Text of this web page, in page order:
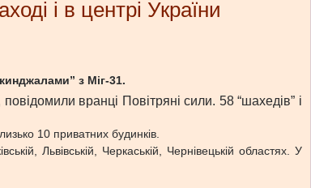
і в центрі України
з Міг-31.
вранці Повітряні сили. 58 “шахедів” і
10 приватних будинків.
Львівській, Черкаській, Чернівецькій областях. У